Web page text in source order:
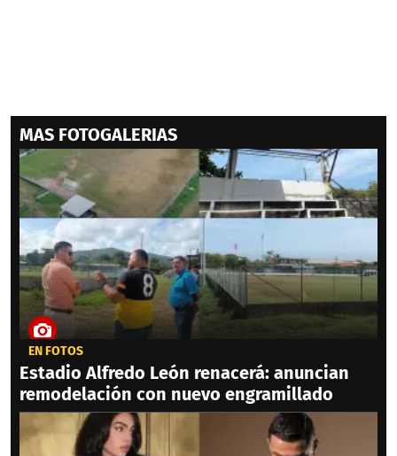
MAS FOTOGALERIAS
EN FOTOS
Estadio Alfredo León renacerá: anuncian
remodelación con nuevo engramillado